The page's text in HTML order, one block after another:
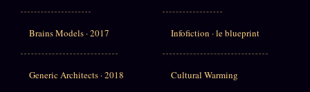
Brains Models · 2017
Generic Architects · 2018
Infofiction · le blueprint
Cultural Warming